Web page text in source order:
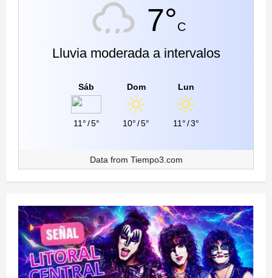
7°C
Lluvia moderada a intervalos
Sáb
11°/5°
Dom
10°/5°
Lun
11°/3°
Data from Tiempo3.com